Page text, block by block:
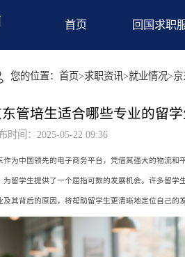
首页 回
您的位置： 首页 >求职资讯>就业
京东管培生适合哪些专业的
京东作为中国领先的电子商务平台，凭借其强
划，为留学生提供了一个屈指可数的发展机会。
专业及其背后的原因，将帮助留学生更清晰地定